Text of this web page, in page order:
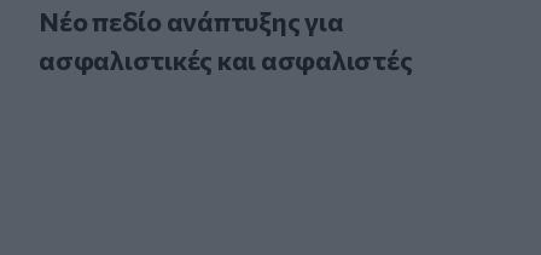
Νέο πεδίο ανάπτυξης για
ασφαλιστικές και ασφαλιστές